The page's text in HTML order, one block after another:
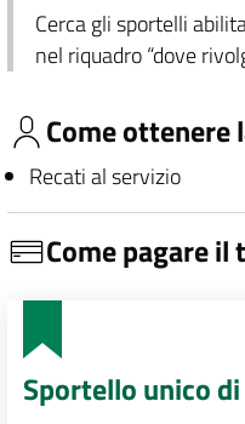
Cerca gli sportelli
nel riquadro “dove
Come ottenere
Recati al servizio
Come pagare il
Sportello unico